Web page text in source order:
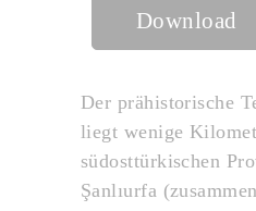
Download
Der prähistorische
liegt wenige
südosttürkischen
Şanlıurfa